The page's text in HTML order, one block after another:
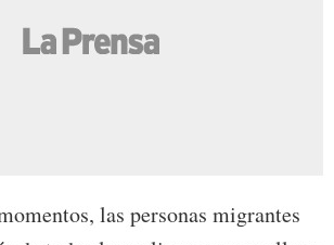
las personas migrantes